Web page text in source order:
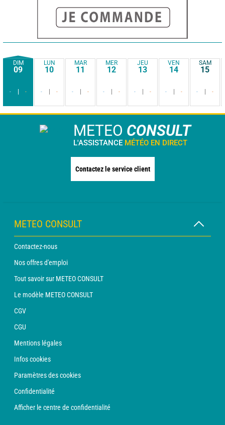
DIM
09
- -
LUN
10
- -
MAR
11
- -
MER
12
- -
JEU
13
- -
VEN
14
- -
SAM
15
- -
METEO CONSULT
L'ASSISTANCE MÉTÉO EN DIRECT
Contactez le service client
METEO CONSULT
Contactez-nous
Nos offres d'emploi
Tout savoir sur METEO CONSULT
Le modèle METEO CONSULT
CGV
CGU
Mentions légales
Infos cookies
Paramètres des cookies
Confidentialité
Afficher le centre de confidentialité